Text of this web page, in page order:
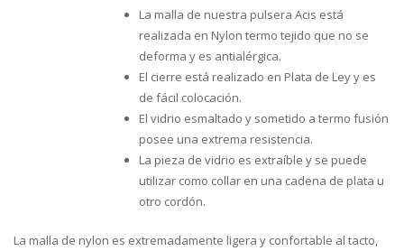
La malla de nuestra pulsera Acis está
realizada en Nylon termo tejido que no se
deforma y es antialérgica.
El cierre está realizado en Plata de Ley y es
de fácil colocación.
El vidrio esmaltado y sometido a termo fusión
posee una extrema resistencia.
La pieza de vidrio es extraíble y se puede
utilizar como collar en una cadena de plata u
otro cordón.
La malla de nylon es extremadamente ligera y confortable al tacto,